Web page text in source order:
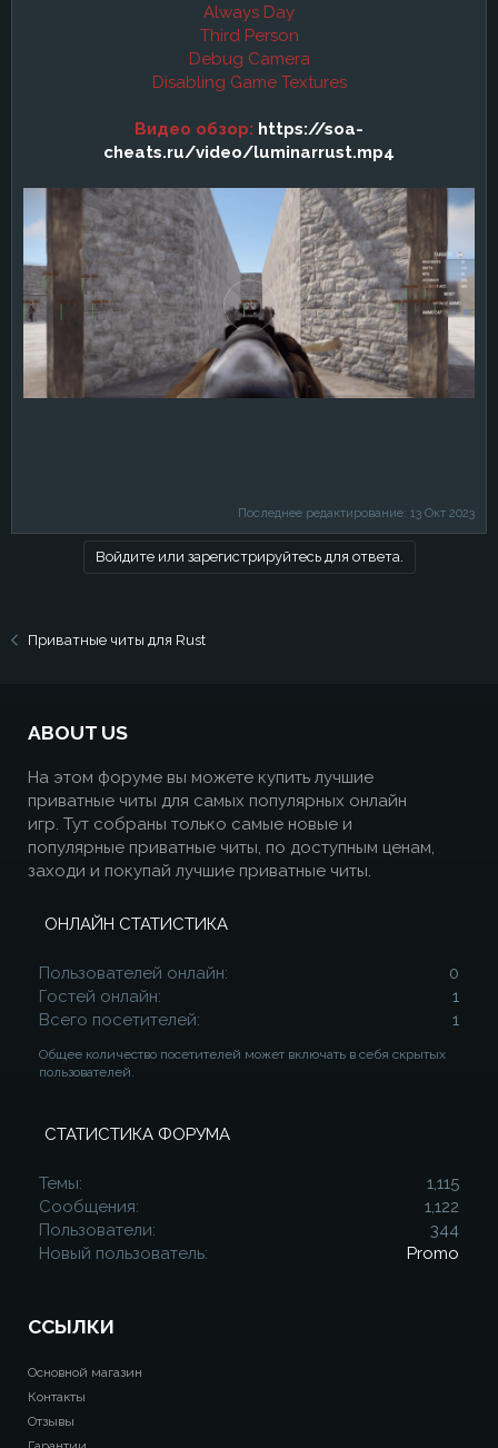
Always Day
Third Person
Debug Camera
Disabling Game Textures
Видео обзор: https://soa-
cheats.ru/video/luminarrust.mp4
Последнее редактирование: 13 Окт 2023
Войдите или зарегистрируйтесь для ответа.
Приватные читы для Rust
ABOUT US
На этом форуме вы можете купить лучшие
приватные читы для самых популярных онлайн
игр. Тут собраны только самые новые и
популярные приватные читы, по доступным ценам,
заходи и покупай лучшие приватные читы.
ОНЛАЙН СТАТИСТИКА
Пользователей онлайн
0
Гостей онлайн
1
Всего посетителей
1
Общее количество посетителей может включать в себя скрытых
пользователей.
СТАТИСТИКА ФОРУМА
Темы
1,115
Сообщения
1,122
Пользователи
344
Новый пользователь
Promo
ССЫЛКИ
Основной магазин
Контакты
Отзывы